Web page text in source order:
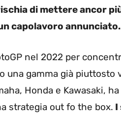
di mettere ancor
capolavoro annunciato.
nel 2022 per
gamma già piuttosto
Honda e Kawasaki,
strategia out fo the box. I